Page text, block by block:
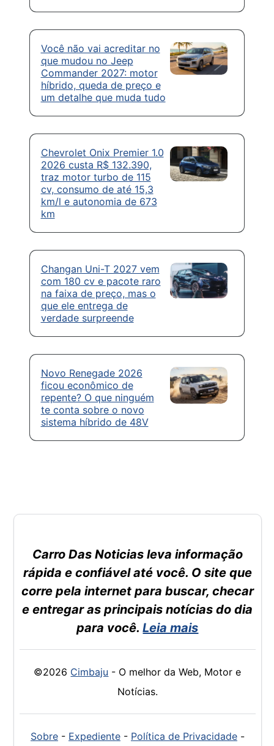
Você não vai acreditar no
que mudou no Jeep
Commander 2027: motor
híbrido, queda de preço e
um detalhe que muda tudo
Chevrolet Onix Premier 1.0
2026 custa R$ 132.390,
traz motor turbo de 115
cv, consumo de até 15,3
km/l e autonomia de 673
km
Changan Uni-T 2027 vem
com 180 cv e pacote raro
na faixa de preço, mas o
que ele entrega de
verdade surpreende
Novo Renegade 2026
ficou econômico de
repente? O que ninguém
te conta sobre o novo
sistema híbrido de 48V
Carro Das Noticias leva informação
rápida e confiável até você. O site que
corre pela internet para buscar, checar
e entregar as principais notícias do dia
para você.Leia mais
©2026 Cimbaju - O melhor da Web, Motor e
Notícias.
Sobre- Expediente- Política de Privacidade-